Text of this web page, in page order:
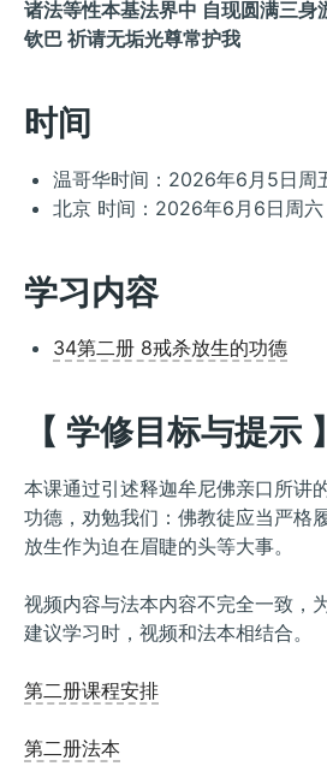
诸法等性本基法界中 自现圆满三身
钦巴 祈请无垢光尊常护我
时间
温哥华时间：2026年6月5日周
北京 时间：2026年6月6日周
学习内容
34第二册 8戒杀放生的功德
【 学修目标与提示 】
本课通过引述释迦牟尼佛亲口所讲
功德，劝勉我们：佛教徒应当严格
放生作为迫在眉睫的头等大事。
视频内容与法本内容不完全一致，
建议学习时，视频和法本相结合。
第二册课程安排
第二册法本